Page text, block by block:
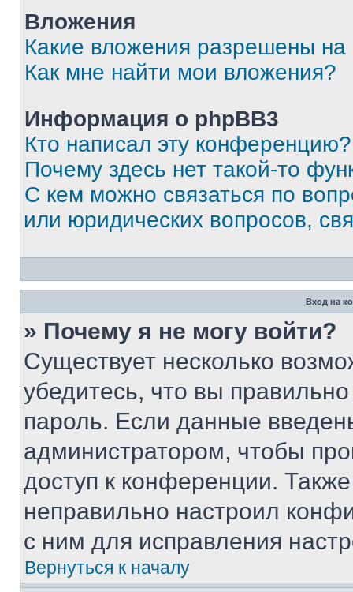
Вложения
Какие вложения разрешены
Как мне найти мои вложения?
Информация о phpBB3
Кто написал эту конференцию?
Почему здесь нет такой-то
С кем можно связаться по
или юридических вопросов,
Вход на
» Почему я не могу войти?
Существует несколько
убедитесь, что вы
пароль. Если данные
администратором, чтобы
доступ к конференции.
неправильно настроил
с ним для исправления
Вернуться к началу